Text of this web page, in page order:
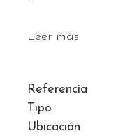
Leer más
Referencia
Tipo
Ubicación